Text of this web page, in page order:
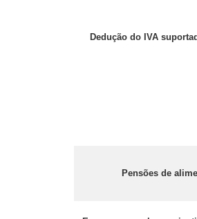
Dedução do IVA
Pensões de